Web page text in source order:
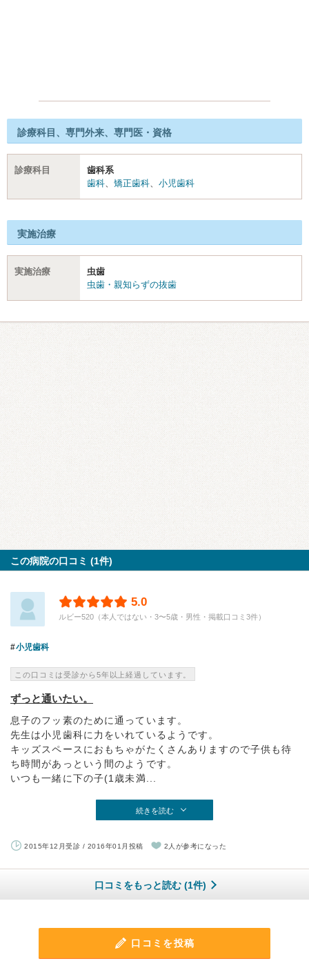
診療科目、専門外来、専門医・資格
診療科目
歯科系
歯科、 矯正歯科、 小児歯科
実施治療
実施治療
虫歯
虫歯・親知らずの抜歯
この病院の口コミ (1件)
5.0
ルビー520（本人ではない・3〜5歳・男性・掲載口コミ3件）
小児歯科
この口コミは受診から5年以上経過しています。
ずっと通いたい。
息子のフッ素のために通っています。
先生は小児歯科に力をいれているようです。
キッズスペースにおもちゃがたくさんありますので子供も待
ち時間があっという間のようです。
いつも一緒に下の子(1歳未満...
続きを読む
2015年12月受診 / 2016年01月投稿 2人が参考になった
口コミをもっと読む (1件)
口コミを投稿